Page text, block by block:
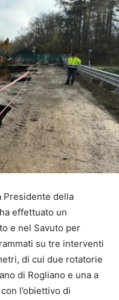
Presidente della
effettuato un
e nel Savuto per
su tre interventi
di cui due rotatorie
di Rogliano e una a
l’obiettivo di